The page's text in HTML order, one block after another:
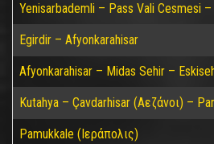
Yenisarbademli – Pass Vali Cesmesi
Egirdir – Afyonkarahisar
Afyonkarahisar – Midas Sehir –
Kutahya – Çavdarhisar (Αεζάνοι) –
Pamukkale (Ιεράπολις)